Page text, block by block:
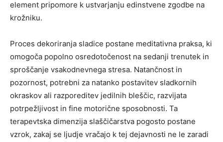
element pripomore k ustvarjanju edinstvene zgodbe na
krožniku.
Proces dekoriranja sladice postane meditativna praksa, ki
omogoča popolno osredotočenost na sedanji trenutek in
sproščanje vsakodnevnega stresa. Natančnost in
pozornost, potrebni za natanko postavitev sladkornih
okraskov ali razporeditev jedilnih bleščic, razvijata
potrpežljivost in fine motorične sposobnosti. Ta
terapevtska dimenzija slaščičarstva pogosto postane
vzrok, zakaj se ljudje vračajo k tej dejavnosti ne le zaradi